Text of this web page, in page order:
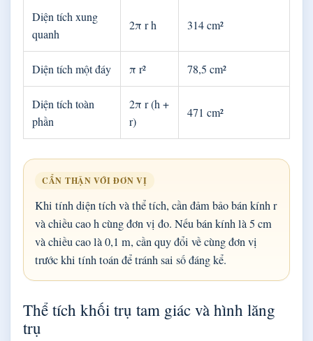
Diện tích xung
quanh
2π r h 314 cm²
Diện tích một đáy π r² 78,5 cm²
Diện tích toàn
phần
2π r (h +
r)
471 cm²
CẨN THẬN VỚI ĐƠN VỊ
Khi tính diện tích và thể tích, cần đảm bảo bán kính r
và chiều cao h cùng đơn vị đo. Nếu bán kính là 5 cm
và chiều cao là 0,1 m, cần quy đổi về cùng đơn vị
trước khi tính toán để tránh sai số đáng kể.
Thể tích khối trụ tam giác và hình lăng
trụ